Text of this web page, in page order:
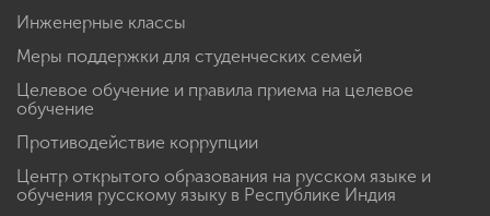
Инженерные классы
Меры поддержки для студенческих семей
Целевое обучение и правила приема на целевое
обучение
Противодействие коррупции
Центр открытого образования на русском языке и
обучения русскому языку в Республике Индия